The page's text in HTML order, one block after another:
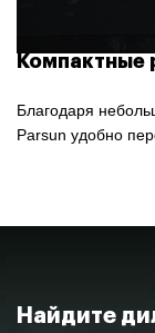
Компактные
Благодаря
Parsun удобно
Найдите